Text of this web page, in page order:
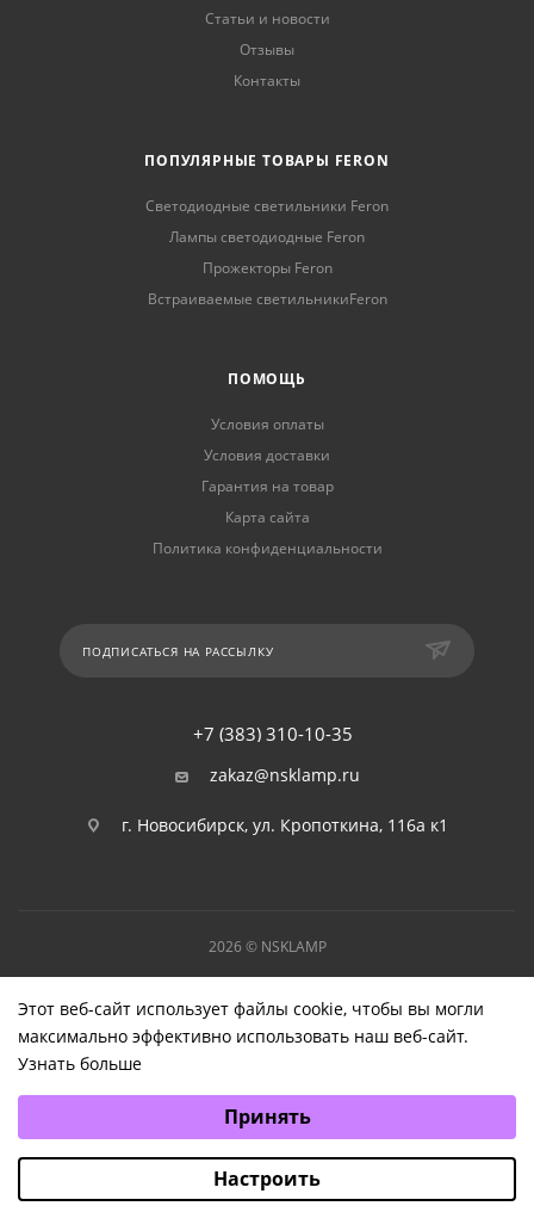
Статьи и новости
Отзывы
Контакты
ПОПУЛЯРНЫЕ ТОВАРЫ FERON
Светодиодные светильники Feron
Лампы светодиодные Feron
Прожекторы Feron
Встраиваемые светильникиFeron
ПОМОЩЬ
Условия оплаты
Условия доставки
Гарантия на товар
Карта сайта
Политика конфиденциальности
ПОДПИСАТЬСЯ НА РАССЫЛКУ
+7 (383) 310-10-35
zakaz@nsklamp.ru
г. Новосибирск, ул. Кропоткина, 116а к1
2026 © NSKLAMP
Этот веб-сайт использует файлы cookie, чтобы вы могли
максимально эффективно использовать наш веб-сайт.
Узнать больше
Аналитические/Функциональные
Принять
Настроить